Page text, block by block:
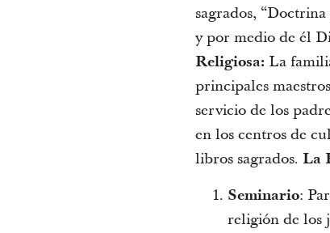
sagrados,
y por medio de él
Religiosa:La
principales
servicio de los
en los centros de
libros sagrados. La
Seminario:
religión de los